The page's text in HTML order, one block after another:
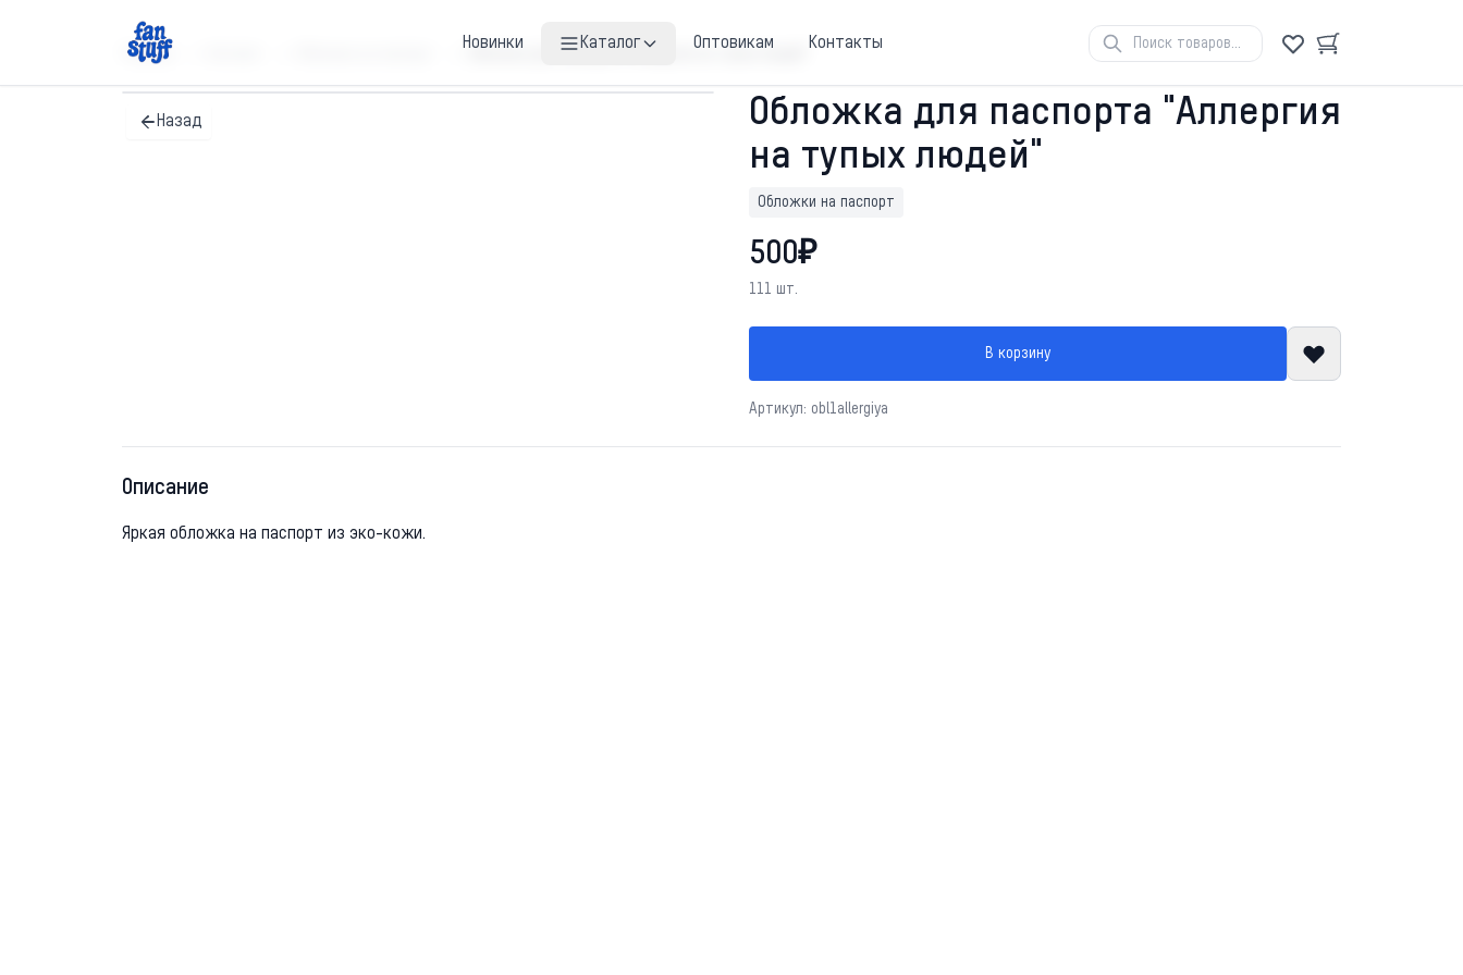
Новинки Каталог Оптовикам Контакты
Главная Обложка для паспорта "Аллергия на тупых людей"
Назад
Обложка для паспорта "Аллергия
на тупых людей"
Обложки на паспорт
500₽
111 шт.
В корзину
Артикул: obl1allergiya
Описание
Яркая обложка на паспорт из эко-кожи.